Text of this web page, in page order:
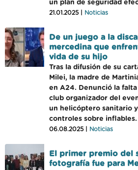
un plan de seguridad
21.01.2025 | Noticias
De un juego a la
mercedina que
vida de su hijo
Tras la difusión de su
Milei, la madre de
en A24. Denunció la
club organizador del
un helicóptero sanitario
controles sobre inflables.
06.08.2025 | Noticias
El primer premio del
fotografía fue para